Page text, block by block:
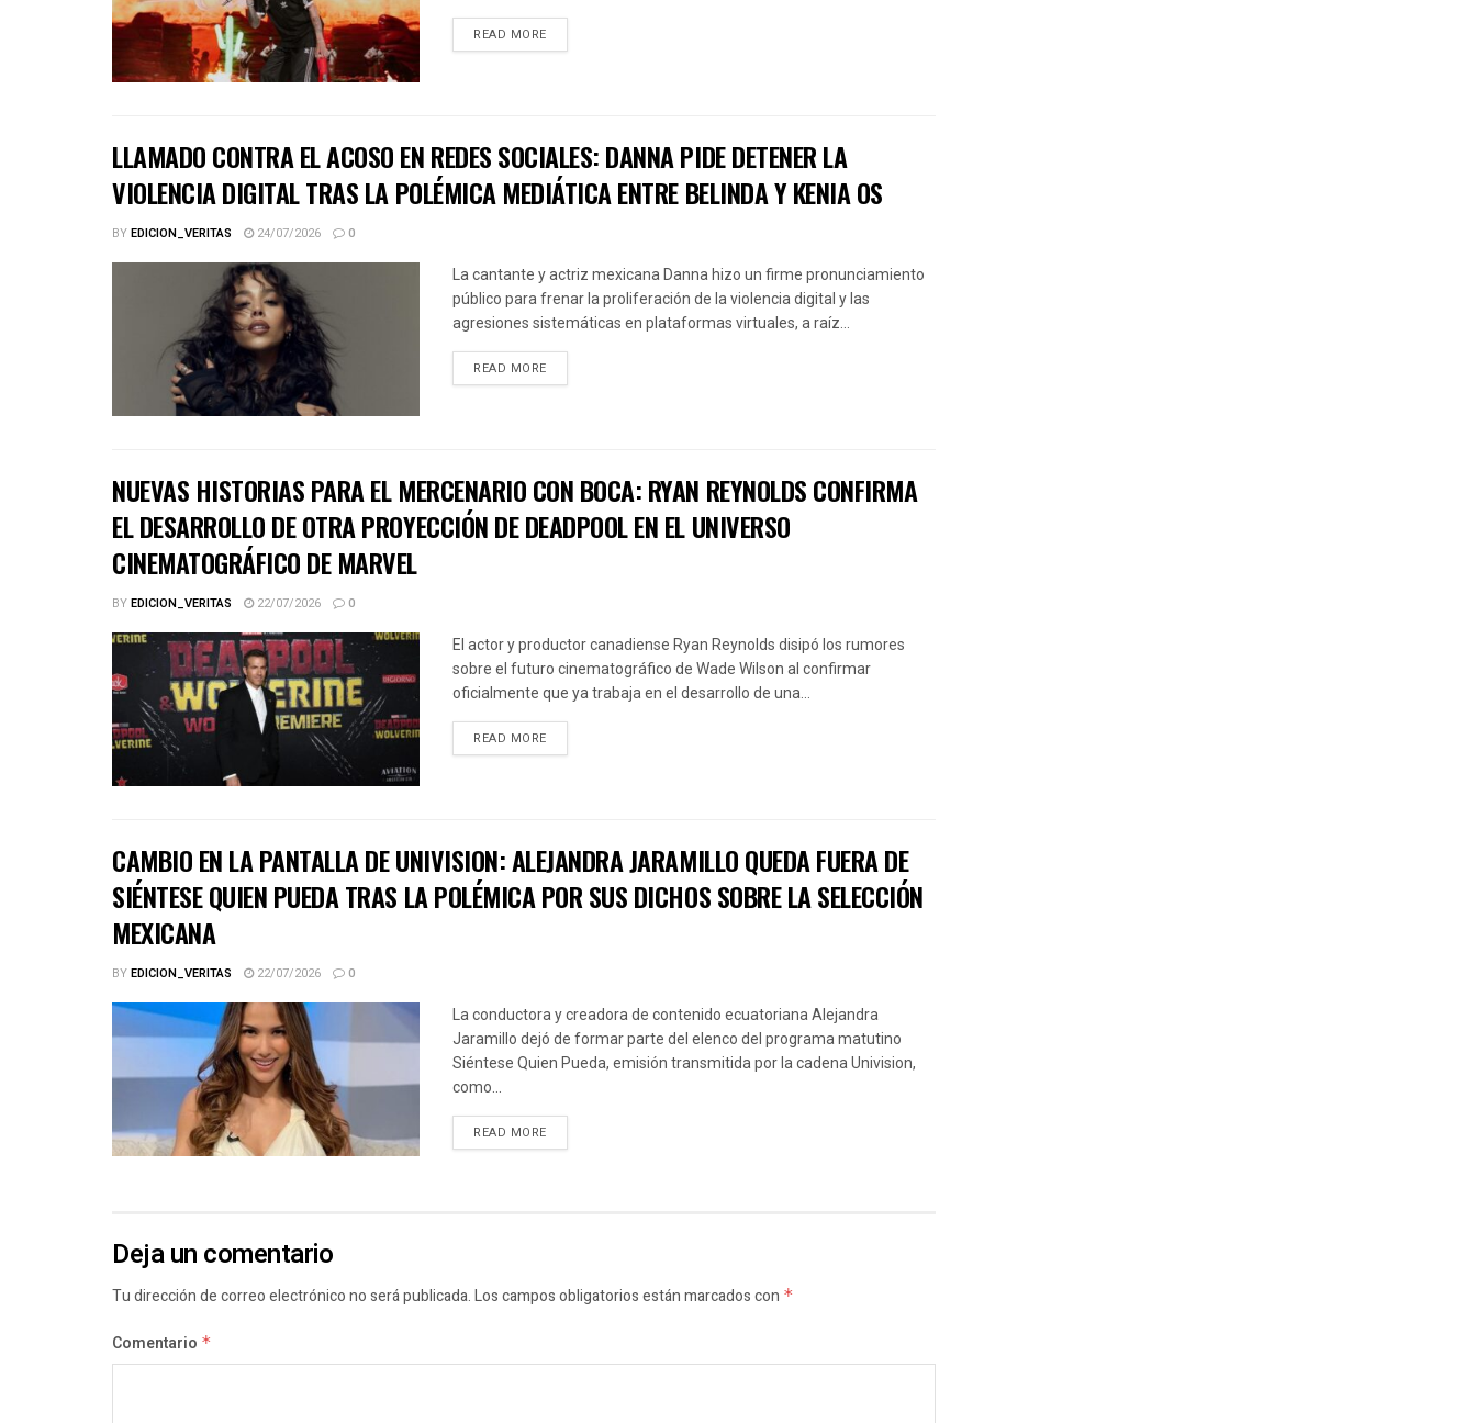
READ MORE
LLAMADO CONTRA EL ACOSO EN REDES SOCIALES: DANNA PIDE DETENER LA
VIOLENCIA DIGITAL TRAS LA POLÉMICA MEDIÁTICA ENTRE BELINDA Y KENIA OS
BYEDICION_VERITAS 24/07/2026 0
La cantante y actriz mexicana Danna hizo un firme pronunciamiento
público para frenar la proliferación de la violencia digital y las
agresiones sistemáticas en plataformas virtuales, a raíz...
READ MORE
NUEVAS HISTORIAS PARA EL MERCENARIO CON BOCA: RYAN REYNOLDS CONFIRMA
EL DESARROLLO DE OTRA PROYECCIÓN DE DEADPOOL EN EL UNIVERSO
CINEMATOGRÁFICO DE MARVEL
BYEDICION_VERITAS 22/07/2026 0
El actor y productor canadiense Ryan Reynolds disipó los rumores
sobre el futuro cinematográfico de Wade Wilson al confirmar
oficialmente que ya trabaja en el desarrollo de una...
READ MORE
CAMBIO EN LA PANTALLA DE UNIVISION: ALEJANDRA JARAMILLO QUEDA FUERA DE
SIÉNTESE QUIEN PUEDA TRAS LA POLÉMICA POR SUS DICHOS SOBRE LA SELECCIÓN
MEXICANA
BYEDICION_VERITAS 22/07/2026 0
La conductora y creadora de contenido ecuatoriana Alejandra
Jaramillo dejó de formar parte del elenco del programa matutino
Siéntese Quien Pueda, emisión transmitida por la cadena Univision,
como...
READ MORE
Deja un comentario
Tu dirección de correo electrónico no será publicada.Los campos obligatorios están marcados con *
Comentario *